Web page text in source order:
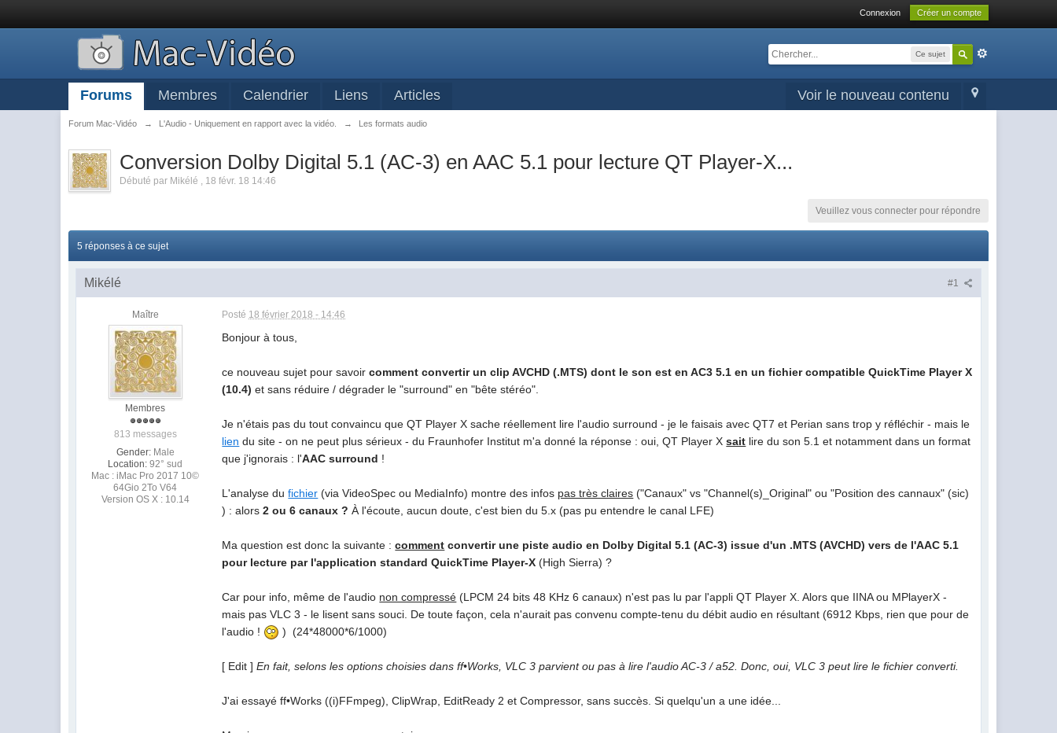
Connexion Créer un compte
Ce sujet
Voir le nouveau contenu
Forums Membres Calendrier Liens Articles
Forum Mac-Vidéo → L'Audio - Uniquement en rapport avec la vidéo. → Les formats audio
Conversion Dolby Digital 5.1 (AC-3) en AAC 5.1 pour lecture QT Player-X...
Débuté par Mikélé , 18 févr. 18 14:46
Veuillez vous connecter pour répondre
5 réponses à ce sujet
#1
Mikélé
Maître
Membres
813 messages
Gender: Male
Location: 92° sud
Mac : iMac Pro 2017 10©
64Gio 2To V64
Version OS X : 10.14
Posté 18 février 2018 - 14:46
Bonjour à tous,
ce nouveau sujet pour savoircomment convertir un clip AVCHD (.MTS) dont le son est en AC3 5.1 en un fichier compatible QuickTime Player X
(10.4)et sans réduire / dégrader le "surround" en "bête stéréo".
Je n'étais pas du tout convaincu que QT Player X sache réellement lire l'audio surround - je le faisais avec QT7 et Perian sans trop y réfléchir - mais le
lien du site - on ne peut plus sérieux - du Fraunhofer Institut m'a donné la réponse : oui, QT Player Xsait lire du son 5.1 et notamment dans un format
que j'ignorais : l'AAC surround !
L'analyse dufichier (via VideoSpec ou MediaInfo) montre des infos pas très claires ("Canaux" vs "Channel(s)_Original" ou "Position des cannaux" (sic)
) : alors2 ou 6 canaux ? À l'écoute, aucun doute, c'est bien du 5.x (pas pu entendre le canal LFE)
Ma question est donc la suivante :comment convertir une piste audio en Dolby Digital 5.1 (AC-3) issue d'un .MTS (AVCHD) vers de l'AAC 5.1
pour lecture par l'application standard QuickTime Player-X (High Sierra) ?
Car pour info, même de l'audio non compressé (LPCM 24 bits 48 KHz 6 canaux) n'est pas lu par l'appli QT Player X. Alors que IINA ou MPlayerX -
mais pas VLC 3 - le lisent sans souci. De toute façon, cela n'aurait pas convenu compte-tenu du débit audio en résultant (6912 Kbps, rien que pour de
l'audio !
) (24*48000*6/1000)
[ Edit ]En fait, selons les options choisies dans ff•Works, VLC 3 parvient ou pas à lire l'audio AC-3 / a52. Donc, oui, VLC 3 peut lire le fichier converti.
J'ai essayé ff•Works ((i)FFmpeg), ClipWrap, EditReady 2 et Compressor, sans succès. Si quelqu'un a une idée...